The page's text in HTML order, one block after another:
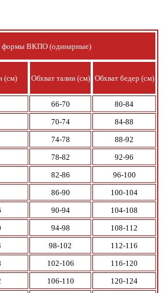
формы ВКПО (одинарные)
(см) Обхват талии(см) Обхват бедер (см)
66-70
80-84
70-74
84-88
74-78
88-92
78-82
92-96
82-86
96-100
86-90
100-104
90-94
104-108
94-98
108-112
98-102
112-116
102-106
116-120
106-110
120-124